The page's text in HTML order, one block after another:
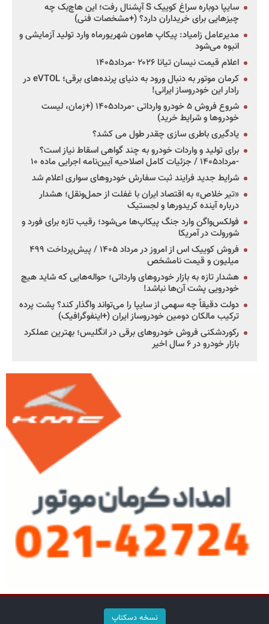
سایپا دوباره سراغ کوییک S آپشنال رفت؛ این هاچ‌بک چه
چیزهایی برای خریداران دارد؟ (+مشخصات فنی)
مدیرعامل زامیاد: پیکاپ هامون شهریورماه وارد تولید آزمایشی و
انبوه می‌شود
اعلام قیمت نیسان تیانا ۲۰۲۶ -مرداد۱۴۰۵
کرمان موتور به دنبال ورود به دنیای پرنده‌های برقی؛ eVTOL در
رادار این خودروساز ایرانی!
شروع فروش ۵ خودرو وارداتی -مرداد۱۴۰۵ (+زمان، لیست
خودروها و شرایط خرید)
یادگیری باطری سازی چقدر طول می کشد؟
برای تولید و واردات خودرو به چند گواهی اسقاط نیاز است؟
-مرداد۱۴۰۵ / جزئیات کامل اصلاحیه آیین‌نامه اجرایی ماده ۱۰
شرایط جدید فرایند ثبت سفارش خودروهای سواری اعلام شد
«تیر خلاص» به اقتصاد ایران با غفلت از حمل‌ونقل؛ هشدار
درباره آینده کریدورها و لجستیک
فولکس‌واگن وارد جنگ پیکاپ‌ها می‌شود؛ رقیب تازه برای فورد و
شورولت در آمریکا
فروش کوییک اس از امروز در مرداد ۱۴۰۵ / پیش‌پرداخت ۴۹۹
میلیون و قیمت نامشخص
هشدار تازه به بازار خودروهای وارداتی؛ حواله‌هایی که شاید هیچ
خودرویی پشت آن‌ها نباشد!
دولت دقیقاً چه سهمی از سایپا را می‌تواند واگذار کند؟ پشت پرده
ترکیب مالکان دومین خودروساز ایران (+اینفوگرافیک)
رکوردشکنی فروش خودروهای برقی در انگلیس؛ بهترین عملکرد
بازار خودرو در ۶ سال اخیر
نسخه دسکتاپ